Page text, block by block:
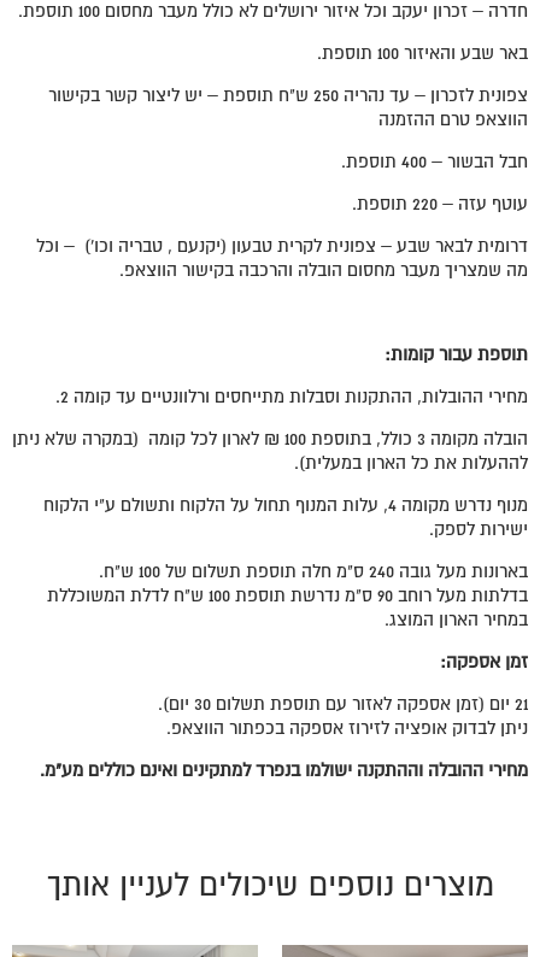
חדרה – זכרון יעקב וכל איזור ירושלים לא כולל מעבר מחסום 100 תוספת.
באר שבע והאיזור 100 תוספת.
צפונית לזכרון – עד נהריה 250 ש"ח תוספת – יש ליצור קשר בקישור
הווצאפ טרם ההזמנה
חבל הבשור – 400 תוספת.
עוטף עזה – 220 תוספת.
דרומית לבאר שבע – צפונית לקרית טבעון (יקנעם , טבריה וכו') – וכל
מה שמצריך מעבר מחסום הובלה והרכבה בקישור הווצאפ.
תוספת עבור קומות:
מחירי ההובלות, ההתקנות וסבלות מתייחסים ורלוונטיים עד קומה 2.
הובלה מקומה 3 כולל, בתוספת 100 ₪ לארון לכל קומה (במקרה שלא ניתן
לההעלות את כל הארון במעלית).
מנוף נדרש מקומה 4, עלות המנוף תחול על הלקוח ותשולם ע"י הלקוח
ישירות לספק.
בארונות מעל גובה 240 ס"מ חלה תוספת תשלום של 100 ש"ח.
בדלתות מעל רוחב 90 ס"מ נדרשת תוספת 100 ש"ח לדלת המשוכללת
במחיר הארון המוצג.
זמן אספקה:
21 יום (זמן אספקה לאזור עם תוספת תשלום 30 יום).
ניתן לבדוק אופציה לזירוז אספקה בכפתור הווצאפ.
מחירי ההובלה וההתקנה ישולמו בנפרד למתקינים ואינם כוללים מע"מ.
מוצרים נוספים שיכולים לעניין אותך